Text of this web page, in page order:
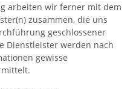
arbeiten wir ferner mit dem
zusammen, die uns
geschlossener
Dienstleister werden nach
gewisse